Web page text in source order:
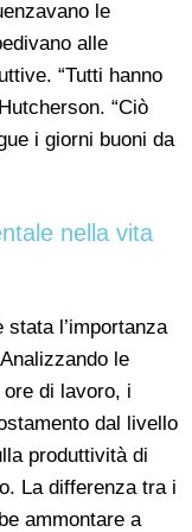
le
alle
“Tutti hanno
“Ciò
i giorni buoni da
nella vita
l’importanza
le
di lavoro, i
dal livello
produttività di
La differenza tra i
ammontare a